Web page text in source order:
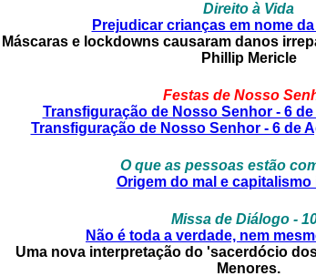
Direito à Vida
Prejudicar crianças em nome
Máscaras e lockdowns causaram danos
Phillip Mericle
Festas de Nosso
Transfiguração de Nosso Senhor - 6
Transfiguração de Nosso Senhor - 6 de
O que as pessoas estão
Origem do mal e
Missa de Diálogo -
Não é toda a verdade, nem
Uma nova interpretação do 'sacerdócio
Menores.